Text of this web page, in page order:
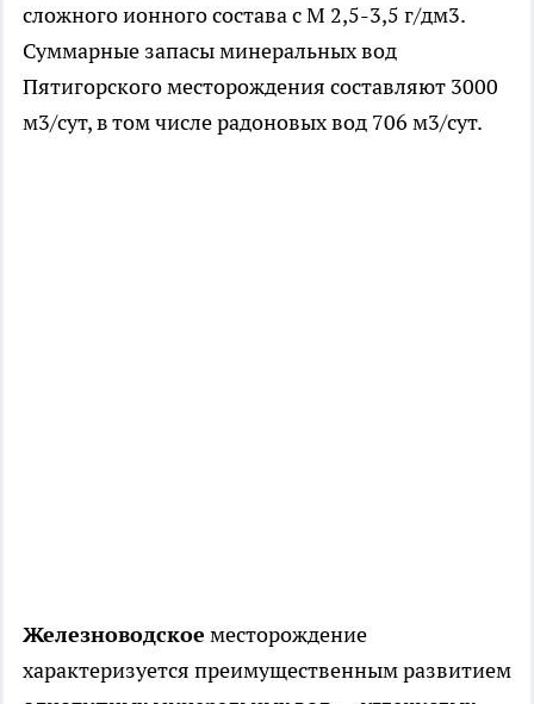
сложного ионного состава с М 2,5-3,5 г/дм3.
Суммарные запасы минеральных вод
Пятигорского месторождения составляют 3000
м3/сут, в том числе радоновых вод 706 м3/сут.
Железноводское месторождение
характеризуется преимущественным развитием